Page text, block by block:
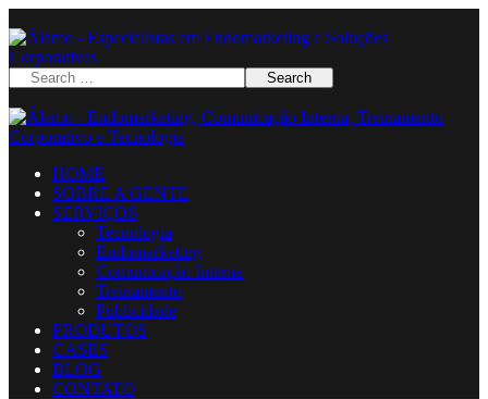
HOME
SOBRE A GENTE
SERVIÇOS
Tecnologia
Endomarketing
Comunicação Interna
Treinamento
Publicidade
PRODUTOS
CASES
BLOG
CONTATO